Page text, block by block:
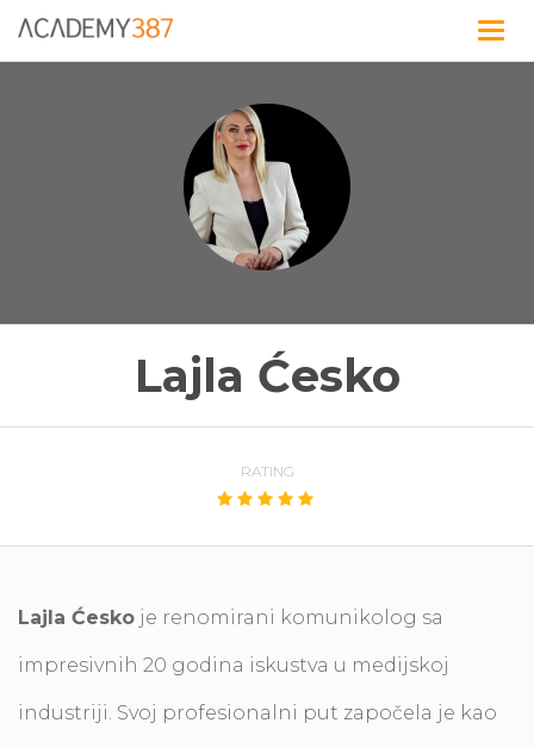
Lajla Ćesko
RATING
Lajla Ćesko je renomirani komunikolog sa
impresivnih 20 godina iskustva u medijskoj
industriji. Svoj profesionalni put započela je kao